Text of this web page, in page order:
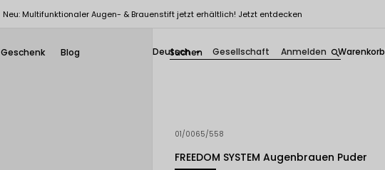
Neu: Multifunktionaler Augen- & Brauenstift jetzt erhältlich! Jetzt entdecken
Geschenk Blog search
Deutsch  Gesellschaft Anmelden Warenkorb
01/0065/558
FREEDOM SYSTEM Augenbrauen Puder